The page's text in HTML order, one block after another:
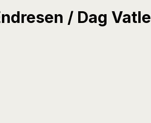
/ Dag Vatle